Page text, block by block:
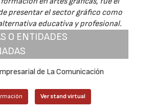
presentar el sector gráfico como
educativa y profesional.
O ENTIDADES
de La Comunicación
Ver stand virtual